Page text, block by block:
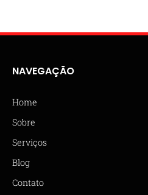
NAVEGAÇÃO
Home
Sobre
Serviços
Blog
Contato